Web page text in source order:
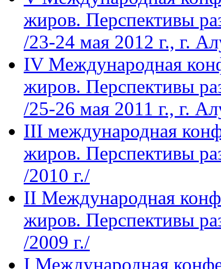
жиров. Перспективы
/23-24 мая 2012 г., г.
IV Международная
жиров. Перспективы
/25-26 мая 2011 г., г.
III международная
жиров. Перспективы
/2010 г./
II Международная
жиров. Перспективы
/2009 г./
I Международная